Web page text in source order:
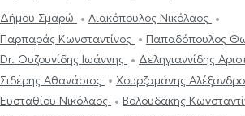
Δήμου Σμαρώ
Λιακόπουλος Νικόλαος
Παρπαράς Κωνσταντίνος
Παπαδόπουλος
Dr. Ουζουνίδης Ιωάννης
Δεληγιαννίδης
Σιδέρης Αθανάσιος
Χουρζαμάνης
Ευσταθίου Νικόλαος
Βολουδάκης